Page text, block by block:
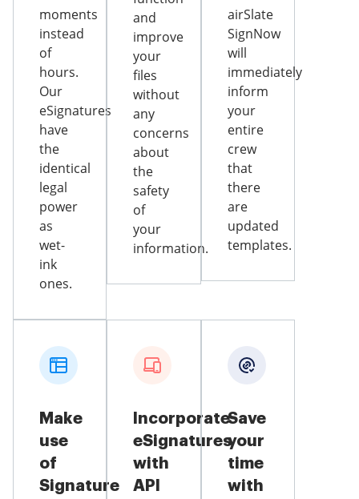
moments
instead
of
hours.
Our
eSignatures
have
the
identical
legal
power
as
wet-
ink
ones.
and
improve
your
files
without
any
concerns
about
the
safety
of
your
information.
airSlate
SignNow
will
immediately
inform
your
entire
crew
that
there
are
updated
templates.
Make
use
of
Signature
Incorporate
eSignatures
with
API
Save
your
time
with